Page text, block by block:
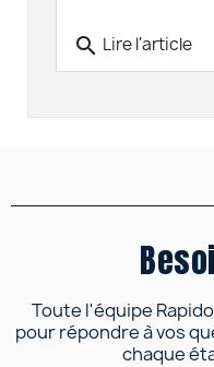
search Lire l'article
Toute l'équipe
pour répondre à vos
chaque